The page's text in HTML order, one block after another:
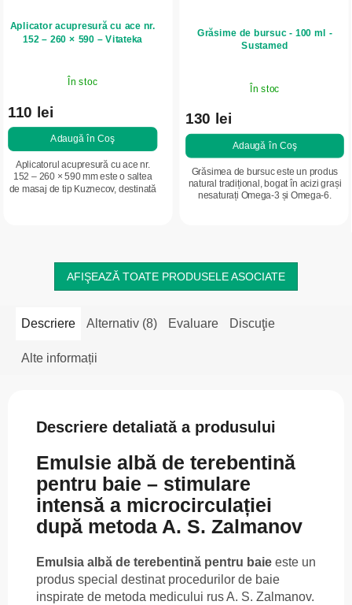
Aplicator acupresură cu ace nr.
152 – 260 × 590 – Vitateka
În stoc
110 lei
Adaugă în Coş
Aplicatorul acupresură cu ace nr.
152 – 260 × 590 mm este o saltea
de masaj de tip Kuznecov, destinată
Grăsime de bursuc - 100 ml -
Sustamed
În stoc
130 lei
Adaugă în Coş
Grăsimea de bursuc este un produs
natural tradițional, bogat în acizi grași
nesaturați Omega-3 și Omega-6.
AFIŞEAZĂ TOATE PRODUSELE ASOCIATE
Descriere Alternativ (8) Evaluare Discuţie
Alte informații
Descriere detaliată a produsului
Emulsie albă de terebentină
pentru baie – stimulare
intensă a microcirculației
după metoda A. S. Zalmanov
Emulsia albă de terebentină pentru baie este un
produs special destinat procedurilor de baie
inspirate de metoda medicului rus A. S. Zalmanov.